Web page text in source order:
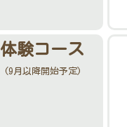
体験コース
(9月以降開始予定)